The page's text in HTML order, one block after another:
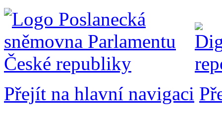
Přejít na hlavní navigaci